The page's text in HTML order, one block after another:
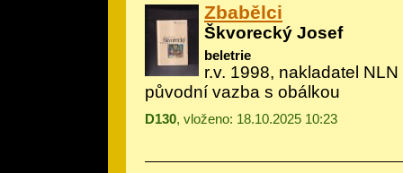
Zbabělci
Škvorecký Josef
beletrie
r.v. 1998, nakladatel NLN
původní vazba s obálkou
D130, vloženo: 18.10.2025 10:23